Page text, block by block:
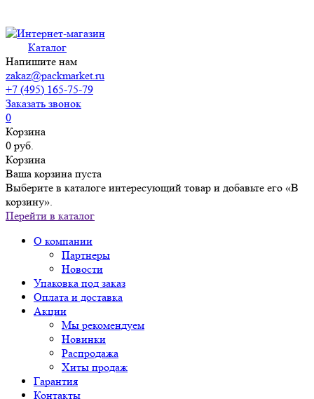
Каталог
Напишите нам
zakaz@packmarket.ru
+7 (495) 165-75-79
Заказать звонок
0
Корзина
0 руб.
Корзина
Ваша корзина пуста
Выберите в каталоге интересующий товар и добавьте его «В
корзину».
Перейти в каталог
О компании
Партнеры
Новости
Упаковка под заказ
Оплата и доставка
Акции
Мы рекомендуем
Новинки
Распродажа
Хиты продаж
Гарантия
Контакты